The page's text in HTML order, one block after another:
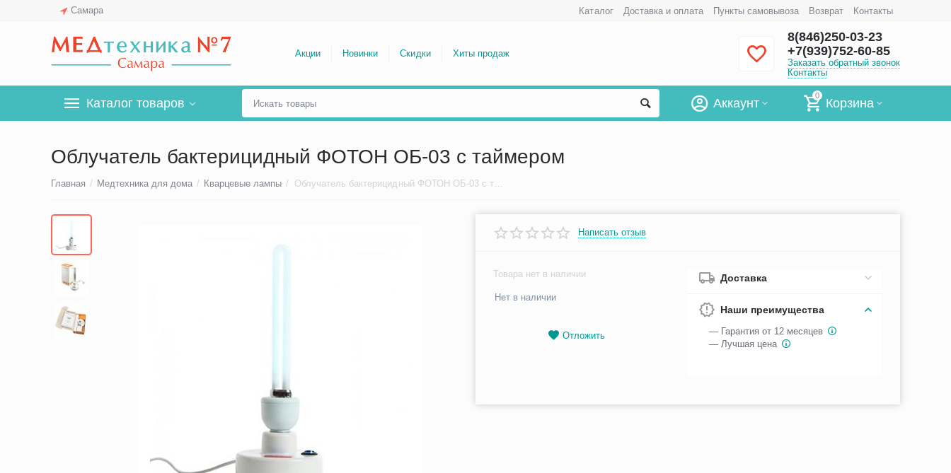
Самара Каталог Доставка и оплата Пункты самовывоза Возврат Контакты
Акции Новинки Скидки Хиты продаж
8(846)250-03-23
+7(939)752-60-85
Заказать обратный звонок
Контакты
Каталог товаров
0
Корзина
Аккаунт
Облучатель бактерицидный ФОТОН ОБ-03 с таймером
Главная / Медтехника для дома / Кварцевые лампы / Облучатель бактерицидный ФОТОН ОБ-03 с таймером
Написать отзыв
Товара нет в наличии
Нет в наличии
Отложить
Доставка
Наши преимущества
— Гарантия от 12 месяцев
— Лучшая цена